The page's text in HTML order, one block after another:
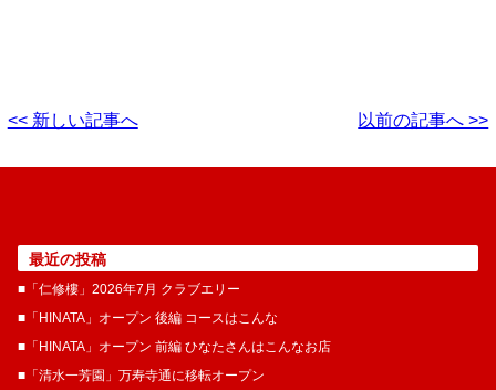
<< 新しい記事へ 以前の記事へ >>
最近の投稿
■「仁修樓」2026年7月 クラブエリー
■「HINATA」オープン 後編 コースはこんな
■「HINATA」オープン 前編 ひなたさんはこんなお店
■「清水一芳園」万寿寺通に移転オープン